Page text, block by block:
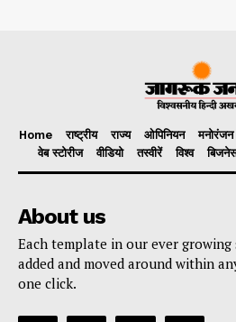
Home राष्ट्रीय राज्य ओपिनियन मनोरंजन
वेब स्टोरीज
वीडियो तस्वीरें विश्व
About us
Each template in our ever
added and moved around within
one click.